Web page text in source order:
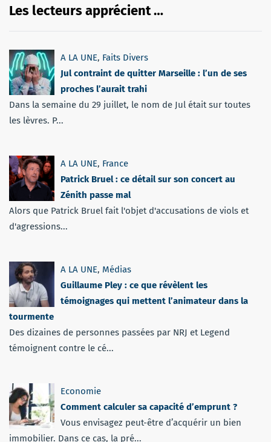
Les lecteurs apprécient …
A LA UNE, Faits Divers
Jul contraint de quitter Marseille : l’un de ses
proches l’aurait trahi
Dans la semaine du 29 juillet, le nom de Jul était sur toutes
les lèvres. P...
A LA UNE, France
Patrick Bruel : ce détail sur son concert au
Zénith passe mal
Alors que Patrick Bruel fait l'objet d'accusations de viols et
d'agressions...
A LA UNE, Médias
Guillaume Pley : ce que révèlent les
témoignages qui mettent l’animateur dans la
tourmente
Des dizaines de personnes passées par NRJ et Legend
témoignent contre le cé...
Economie
Comment calculer sa capacité d’emprunt ?
Vous envisagez peut-être d’acquérir un bien
immobilier. Dans ce cas, la pré...